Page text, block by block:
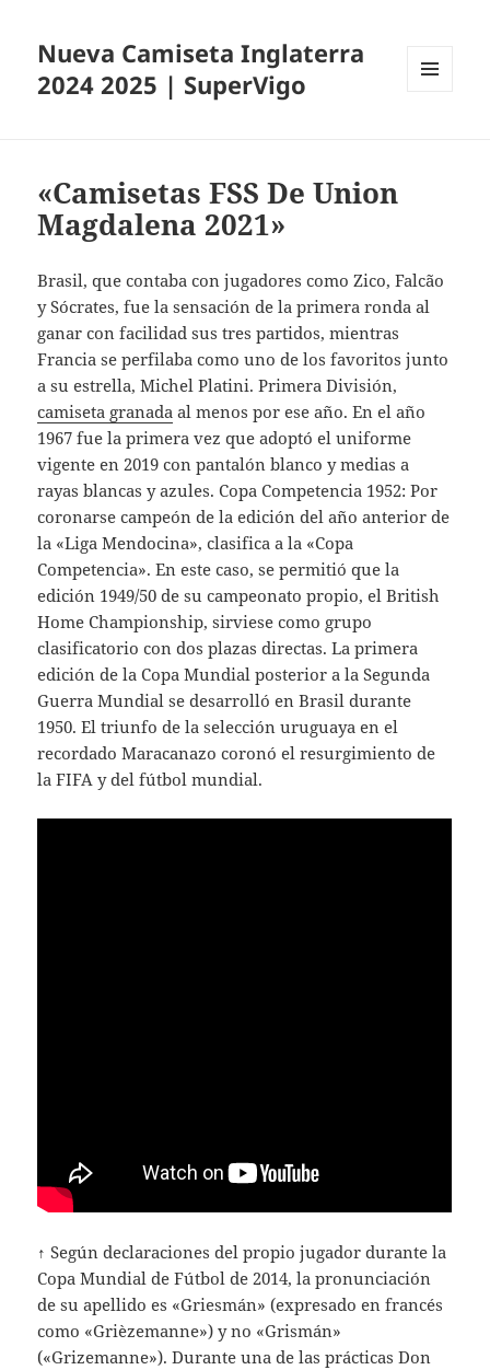
Nueva Camiseta Inglaterra
2024 2025 | SuperVigo
«Camisetas FSS De Union
Magdalena 2021»
Brasil, que contaba con jugadores como Zico, Falcão
y Sócrates, fue la sensación de la primera ronda al
ganar con facilidad sus tres partidos, mientras
Francia se perfilaba como uno de los favoritos junto
a su estrella, Michel Platini. Primera División,
camiseta granada al menos por ese año. En el año
1967 fue la primera vez que adoptó el uniforme
vigente en 2019 con pantalón blanco y medias a
rayas blancas y azules. Copa Competencia 1952: Por
coronarse campeón de la edición del año anterior de
la «Liga Mendocina», clasifica a la «Copa
Competencia». En este caso, se permitió que la
edición 1949/50 de su campeonato propio, el British
Home Championship, sirviese como grupo
clasificatorio con dos plazas directas. La primera
edición de la Copa Mundial posterior a la Segunda
Guerra Mundial se desarrolló en Brasil durante
1950. El triunfo de la selección uruguaya en el
recordado Maracanazo coronó el resurgimiento de
la FIFA y del fútbol mundial.
↑ Según declaraciones del propio jugador durante la
Copa Mundial de Fútbol de 2014, la pronunciación
de su apellido es «Griesmán» (expresado en francés
como «Grièzemanne») y no «Grismán»
(«Grizemanne»). Durante una de las prácticas Don